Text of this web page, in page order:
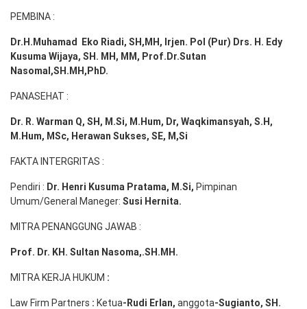
PEMBINA :
Dr.H.Muhamad Eko Riadi, SH,MH, Irjen. Pol (Pur) Drs. H. Edy
Kusuma Wijaya, SH. MH, MM, Prof.Dr.Sutan
Nasomal,SH.MH,PhD.
PANASEHAT :
Dr. R. Warman Q, SH, M.Si, M.Hum, Dr, Waqkimansyah, S.H,
M.Hum, MSc, Herawan Sukses, SE, M,Si
FAKTA INTERGRITAS :
Pendiri : Dr. Henri Kusuma Pratama, M.Si, Pimpinan
Umum/General Maneger: Susi Hernita.
MITRA PENANGGUNG JAWAB :
Prof. Dr. KH. Sultan Nasoma,.SH.MH.
MITRA KERJA HUKUM :
Law Firm Partners : Ketua-Rudi Erlan, anggota-Sugianto, SH.